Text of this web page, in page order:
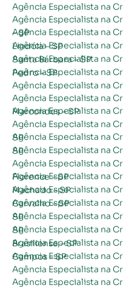
Agência Especialista na
Agência Especialista na
Agência Especialista na Criação de Site em Águas da Prata – SP
Agência Especialista na Criação de Site em Águas de Lindóia – SP
Agência Especialista na Criação de Site em Águas de Santa Bárbara – SP
Agência Especialista na Criação de Site em Águas de São Pedro – SP
Agência Especialista na
Agência Especialista na
Agência Especialista na Criação de Site em Alfredo Marcondes – SP
Agência Especialista na
Agência Especialista na Criação de Site em Altinópolis – SP
Agência Especialista na Criação de Site em Alto Alegre – SP
Agência Especialista na
Agência Especialista na Criação de Site em Álvares Florence – SP
Agência Especialista na Criação de Site em Álvares Machado – SP
Agência Especialista na Criação de Site em Álvaro de Carvalho – SP
Agência Especialista na Criação de Site em Alvinlândia – SP
Agência Especialista na Criação de Site em Americana – SP
Agência Especialista na Criação de Site em Américo Brasiliense – SP
Agência Especialista na Criação de Site em Américo de Campos – SP
Agência Especialista na
Agência Especialista na